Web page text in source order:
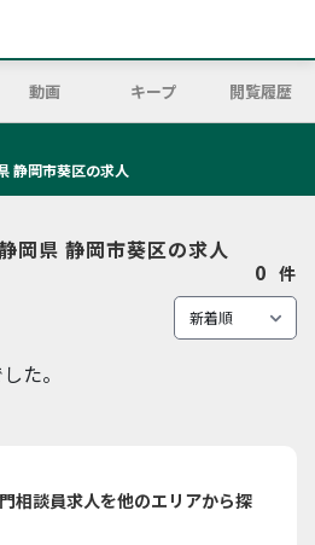
動画 キープ 閲覧履歴
静岡市葵区の求人
岡県 静岡市葵区の求人
0 件
た。
相談員求人を他のエリアから探